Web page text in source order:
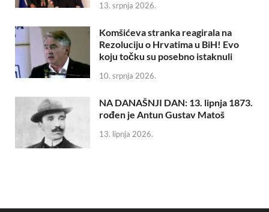
13. srpnja 2026.
Komšićeva stranka reagirala na
Rezoluciju o Hrvatima u BiH! Evo
koju točku su posebno istaknuli
10. srpnja 2026.
NA DANAŠNJI DAN: 13. lipnja 1873.
rođen je Antun Gustav Matoš
13. lipnja 2026.